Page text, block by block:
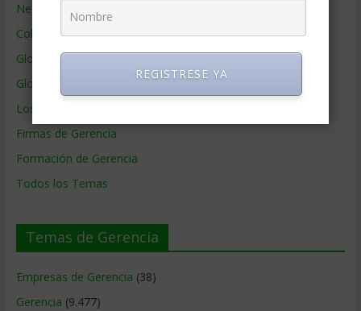
Negocios por País
Colaboradores de Gerencia
Glosario
Glosario Inglés – Español
Los mejores MBA
Firmas de Gerencia
Formación de Gerencia
Todos los Temas
Temas de Gerencia
Empresas de Gerencia (38)
Gerencia (9.477)
REGISTRESE YA